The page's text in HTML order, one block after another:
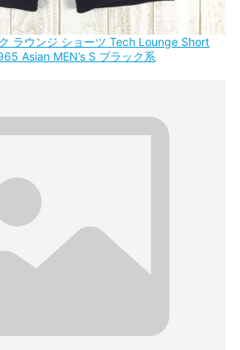
ラウンジ ショーツ Tech Lounge Short
Asian MEN’s S ブラック系